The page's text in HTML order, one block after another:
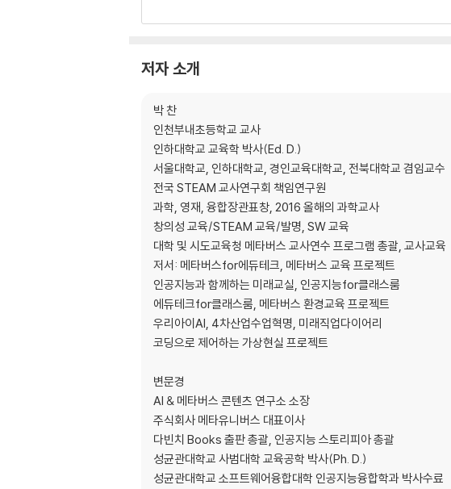
3. 세계관 스토리텔링
2) 도깨비 방탈출 게임의 스토리텔링
4. 기획자가 전부다!
1) 메타버스 기획의 시작, 유저 파악하기
2) 메타버스에 통합할 콘텐츠
3) 메타버스에 통합할 인공지능 기술
4) 디자이너는 디자이너일 뿐이다!
5. 기획자에게 꼭 필요한 일러스트레이터
1) 기본적인 일러스트레이터 기능
2) 공간 Y축 설정하기
3) 2D를 3D로 보이게 하는 노하우, GIF
1. 접속 환경
1) 디바이스
2) 네트워크
3) 카메라와 오디오
4) 인터넷 브라우저
저자 소개
박 찬
인천부내초등학교 교사
인하대학교 교육학 박사(Ed. D.)
서울대학교, 인하대학교, 경인교육대학교, 전북대학교 겸임교수
전국 STEAM 교사연구회 책임연구원
과학, 영재, 융합장관표창, 2016 올해의 과학교사
창의성 교육/STEAM 교육/발명, SW 교육
대학 및 시도교육청 메타버스 교사연수 프로그램 총괄, 교사교육
저서: 메타버스for에듀테크, 메타버스 교육 프로젝트
인공지능과 함께하는 미래교실, 인공지능for클래스룸
에듀테크for클래스룸, 메타버스 환경교육 프로젝트
우리아이AI, 4차산업수업혁명, 미래직업다이어리
코딩으로 제어하는 가상현실 프로젝트
변문경
AI & 메타버스 콘텐츠 연구소 소장
주식회사 메타유니버스 대표이사
다빈치 Books 출판 총괄, 인공지능 스토리피아 총괄
성균관대학교 사범대학 교육공학 박사(Ph. D.)
성균관대학교 소프트웨어융합대학 인공지능융합학과 박사수료